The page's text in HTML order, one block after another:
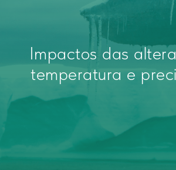
Impactos das
temperatura e